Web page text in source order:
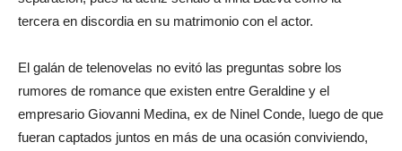
tercera en discordia en su matrimonio con el actor.
El galán de telenovelas no evitó las preguntas sobre los
rumores de romance que existen entre Geraldine y el
empresario Giovanni Medina, ex de Ninel Conde, luego de que
fueran captados juntos en más de una ocasión conviviendo,